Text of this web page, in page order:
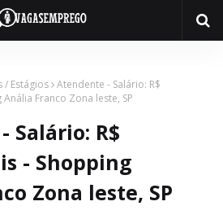
/ Estágios Atendente - Salário: R$
Franco Zona leste, SP
Salário: R$
- Shopping
Zona leste, SP